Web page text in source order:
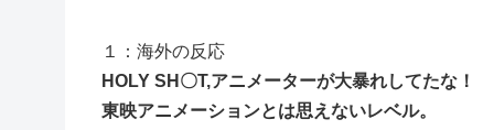
１：海外の反応
HOLY SH〇T,アニメーターが大暴れしてたな！
東映アニメーションとは思えないレベル。